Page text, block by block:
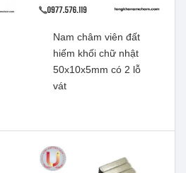
Nam châm viên đất
hiếm khối chữ nhật
50x10x5mm có 2 lỗ
vát